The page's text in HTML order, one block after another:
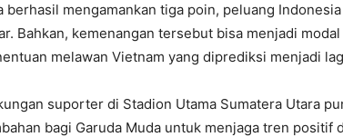
berhasil mengamankan tiga poin, peluang
Bahkan, kemenangan tersebut bisa menjadi
melawan Vietnam yang diprediksi menjadi
suporter di Stadion Utama Sumatera Utara
bagi Garuda Muda untuk menjaga tren positif